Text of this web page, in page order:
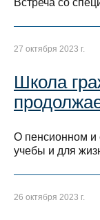
27 октября 2023 г.
Школа
О пенсионном и
учебы и для
26 октября 2023 г.